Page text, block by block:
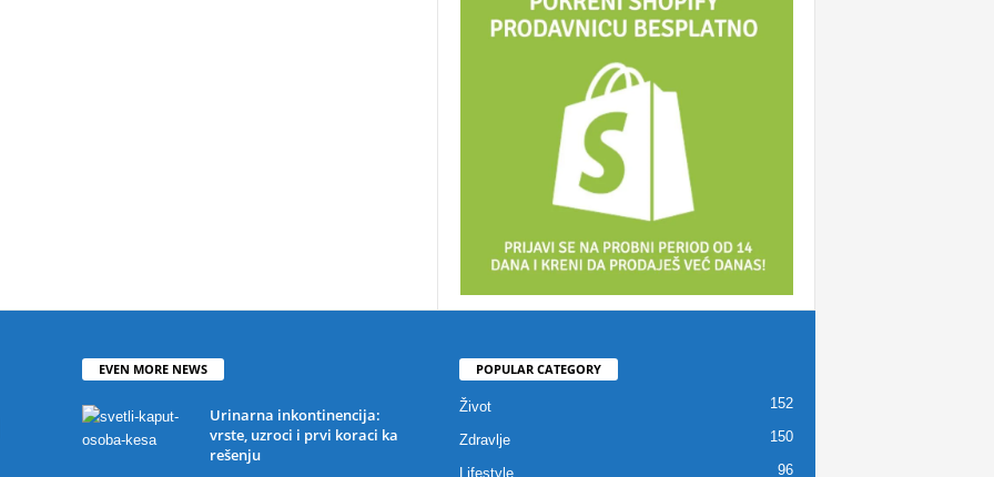
EVEN MORE NEWS
Urinarna inkontinencija:
vrste, uzroci i prvi koraci ka
rešenju
POPULAR CATEGORY
Život 152
Zdravlje 150
Lifestyle 96